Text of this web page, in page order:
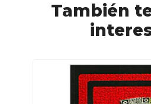
También